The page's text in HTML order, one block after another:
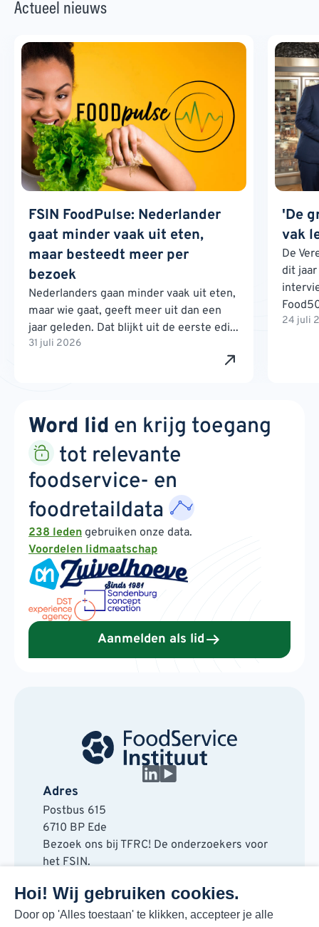
Hoi! Wij gebruiken cookies.
Door op 'Alles toestaan' te klikken, accepteer je alle
Actueel nieuws
FSIN FoodPulse: Nederlander
gaat minder vaak uit eten,
maar besteedt meer per
bezoek
Nederlanders gaan minder vaak uit eten,
maar wie gaat, geeft meer uit dan een
jaar geleden. Dat blijkt uit de eerste edi...
31 juli 2026
'De
vak
De
dit
24 juli
Word lid en krijg toegang
tot relevante
foodservice- en
foodretaildata
238 leden gebruiken onze data.
Voordelen lidmaatschap
Aanmelden als lid
Adres
Postbus 615
6710 BP Ede
Bezoek ons bij TFRC! De onderzoekers voor
het FSIN.
6717 LT Ede
Contact